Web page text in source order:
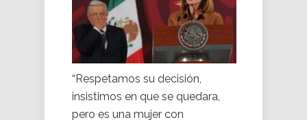
“Respetamos su decisión,
insistimos en que se quedara,
pero es una mujer con